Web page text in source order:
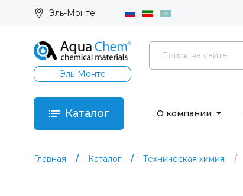
Эль-Монте
Эль-Монте
Каталог О компании
Главная Каталог Техническая химия